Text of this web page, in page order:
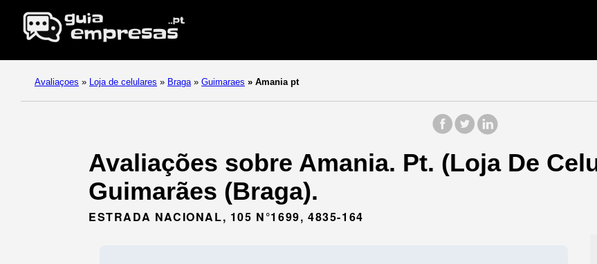
Avaliaçoes » Loja de celulares » Braga » Guimaraes » Amania pt
Avaliações sobre Amania. Pt. (Loja De
Guimarães (Braga).
ESTRADA NACIONAL, 105 N°1699, 4835-164